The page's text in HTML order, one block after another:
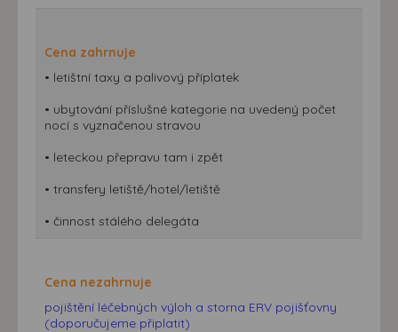
Cena zahrnuje
• letištní taxy a palivový příplatek
• ubytování příslušné kategorie na uvedený počet
nocí s vyznačenou stravou
• leteckou přepravu tam i zpět
• transfery letiště/hotel/letiště
• činnost stálého delegáta
Cena nezahrnuje
pojištění léčebných výloh a storna ERV pojišťovny
(doporučujeme připlatit)